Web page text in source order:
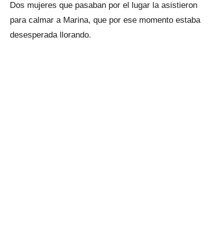
Dos mujeres que pasaban por el lugar la asistieron
para calmar a Marina, que por ese momento estaba
desesperada llorando.